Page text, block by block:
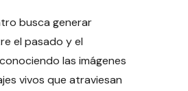
busca generar
el pasado y el
las imágenes
vivos que atraviesan